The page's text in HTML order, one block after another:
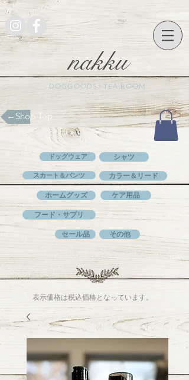
nakku
DOGGOODS+TEA ROOM
​←Shop Top
ドッグウェア
スカート＆パンツ
ホームグッズ
シャツ
カラー＆リード
ケア用品
フード・サプリ
セール品 その他
表示価格は税込価格となっています。